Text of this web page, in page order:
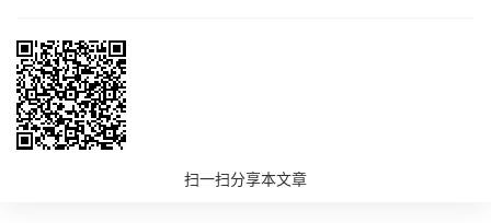
扫一扫分享本文章